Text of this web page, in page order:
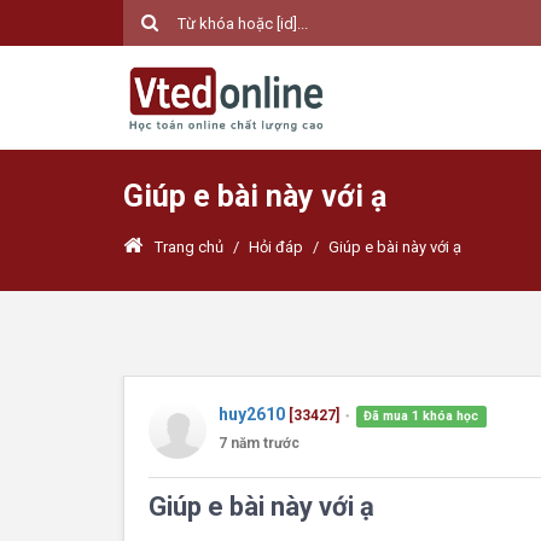
Giúp e bài này với ạ
Trang chủ / Hỏi đáp / Giúp e bài này với ạ
huy2610 [33427] ● Đã mua 1 khóa học
7 năm trước
Giúp e bài này với ạ